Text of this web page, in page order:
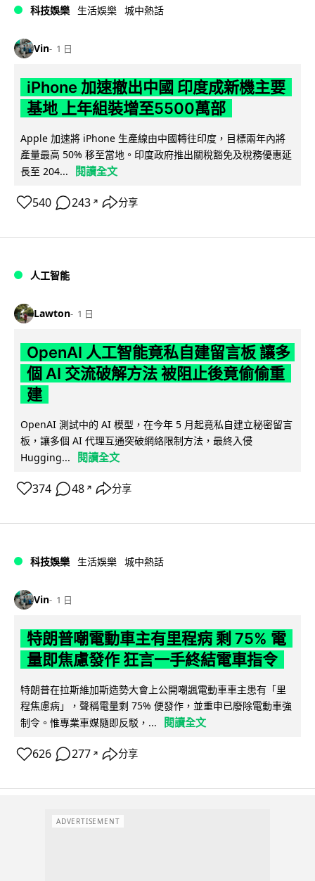
科技娛樂 生活娛樂 城中熱話
Vin 1 日
iPhone 加速撤出中國 印度成新機主要
基地 上年組裝增至5500萬部
Apple 加速將 iPhone 生產線由中國轉往印度，目標兩年內將
產量最高 50% 移至當地。印度政府推出關稅豁免及稅務優惠延
長至 204...
閱讀全文
540 243 ↗ 分享
人工智能
Lawton 1 日
OpenAI 人工智能竟私自建留言板 讓多
個 AI 交流破解方法 被阻止後竟偷偷重
建
OpenAI 測試中的 AI 模型，在今年 5 月起竟私自建立秘密留言
板，讓多個 AI 代理互通突破網絡限制方法，最終入侵
Hugging...
閱讀全文
374 48 ↗ 分享
科技娛樂 生活娛樂 城中熱話
Vin 1 日
特朗普嘲電動車主有里程病 剩 75% 電
量即焦慮發作 狂言一手終結電車指令
特朗普在拉斯維加斯造勢大會上公開嘲諷電動車車主患有「里
程焦慮病」，聲稱電量剩 75% 便發作，並重申已廢除電動車強
制令。惟專業車媒隨即反駁，...
閱讀全文
626 277 ↗ 分享
ADVERTISEMENT